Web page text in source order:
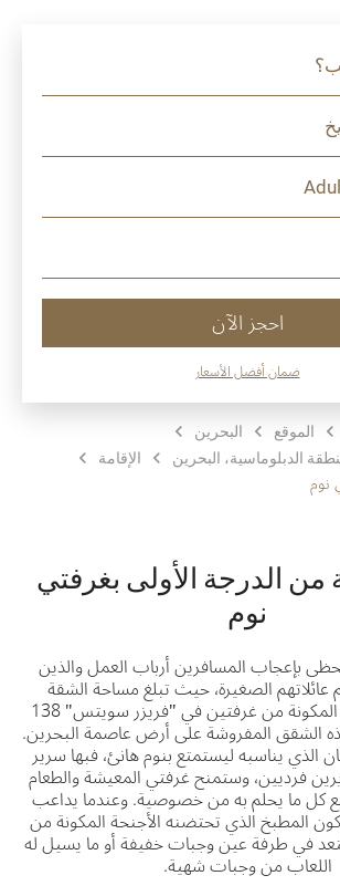
احجز الآن
ضمان أفضل الأسعار
الموقع
البحرين
الإقامة
نوم
من الدرجة الأولى بغرفتي
نوم
بإعجاب المسافرين أرباب العمل والذين
الصغيرة، حيث تبلغ مساحة الشقة
الممتازة المفروشة المكونة من غرفتين في "فريزر سويتس" 138
هذه الشقق المفروشة على أرض عاصمة البحرين.
الذي يناسبه ليستمتع بنوم هانئ، فبها سرير
فرديين، وستمنح غرفتي المعيشة والطعام
كل ما يحلم به من خصوصية. وعندما يداعب
المطبخ الذي تحتضنه الأجنحة المكونة من
في طرفة عين وجبات خفيفة أو ما يسيل له
اللعاب من وجبات شهية.